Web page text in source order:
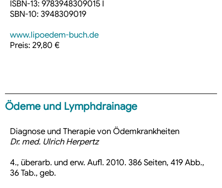
ISBN-13: 9783948309015 I
SBN-10: 3948309019
www.lipoedem-buch.de
Preis: 29,80 €
Ödeme und Lymphdrainage
Diagnose und Therapie von Ödemkrankheiten
Dr. med. Ulrich Herpertz
4., überarb. und erw. Aufl. 2010. 386 Seiten, 419 Abb.,
36 Tab., geb.